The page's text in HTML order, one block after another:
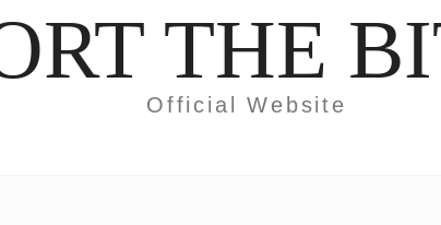
THE
Official Website